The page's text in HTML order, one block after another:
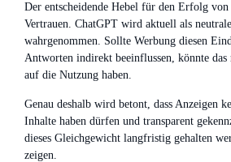
Der entscheidende Hebel für den Erfolg
Vertrauen. ChatGPT wird aktuell als
wahrgenommen. Sollte Werbung diesen
Antworten indirekt beeinflussen, könnte das
auf die Nutzung haben.
Genau deshalb wird betont, dass Anzeigen
Inhalte haben dürfen und transparent
dieses Gleichgewicht langfristig gehalten
zeigen.